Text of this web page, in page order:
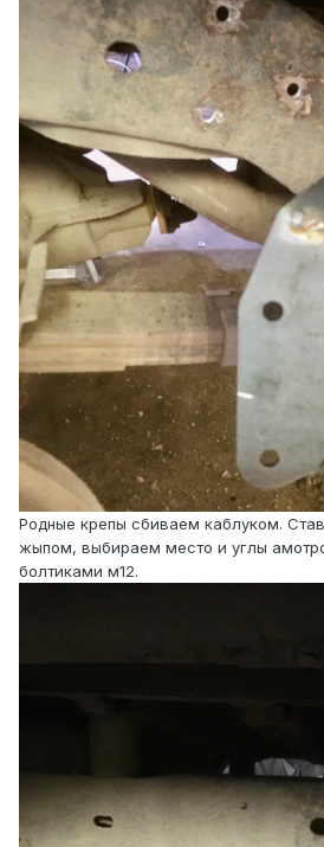
Родные крепы сбиваем каблуком.
жыпом, выбираем место и углы
болтиками м12.